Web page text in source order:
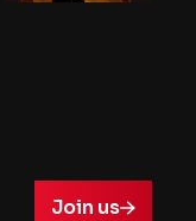
Join us